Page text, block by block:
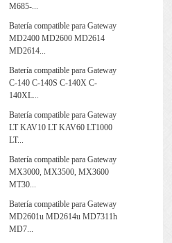
M685-...
Batería compatible para Gateway
MD2400 MD2600 MD2614
MD2614...
Batería compatible para Gateway
C-140 C-140S C-140X C-
140XL...
Batería compatible para Gateway
LT KAV10 LT KAV60 LT1000
LT...
Batería compatible para Gateway
MX3000, MX3500, MX3600
MT30...
Batería compatible para Gateway
MD2601u MD2614u MD7311h
MD7...